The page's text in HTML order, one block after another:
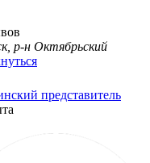
р-н Октябрьский
представитель